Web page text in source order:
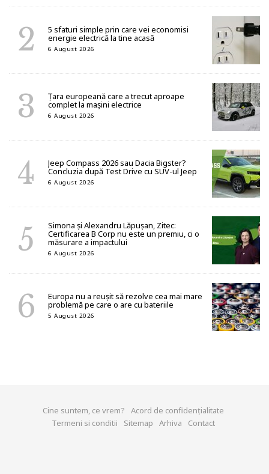
5 sfaturi simple prin care vei economisi
energie electrică la tine acasă
6 August 2026
Țara europeană care a trecut aproape
complet la mașini electrice
6 August 2026
Jeep Compass 2026 sau Dacia Bigster?
Concluzia după Test Drive cu SUV-ul Jeep
6 August 2026
Simona și Alexandru Lăpușan, Zitec:
Certificarea B Corp nu este un premiu, ci o
măsurare a impactului
6 August 2026
Europa nu a reușit să rezolve cea mai mare
problemă pe care o are cu bateriile
5 August 2026
Cine suntem, ce vrem?
Acord de confidențialitate
Termeni si conditii
Sitemap Arhiva Contact